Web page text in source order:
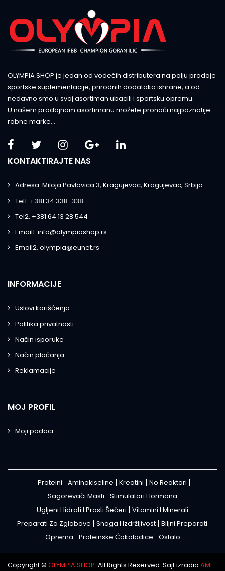
OLYMPIA SHOP je jedan od vodećih distributera na polju prodaje
sportske suplementacije, prirodnih dodataka ishrane, a od
nedavno smo u svoj asortiman ubacili i sportsku opremu.
U našem prodajnom asortimanu možete pronaći najpoznatije
robne marke...
KONTAKTIRAJTE NAS
Adresa. Miloja Pavlovica 3, Kragujevac, Kragujevac, Srbija
Tel1. +381 34 338-338
Tel2. +381 64 13 28 544
Email1. info@olympiashop.rs
Email2. olympia@eunet.rs
INFORMACIJE
Uslovi korišćenja
Politika privatnosti
Način isporuke
Način plaćanja
Reklamacije
MOJ PROFIL
Moji podaci
Proteini Aminokiseline Kreatini
No Reaktori
Sagorevači Masti
Stimulatori Hormona
Ugljeni Hidrati I Prosti Šećeri
Vitamini I Minerali
Preparati Za Zglobove
Snaga I Izdržljivost Biljni Preparati
Oprema
Proteinske Čokoladice Ostalo
Copyright © OLYMPIA SHOP. All Rights Reserved. Sajt izradio AM